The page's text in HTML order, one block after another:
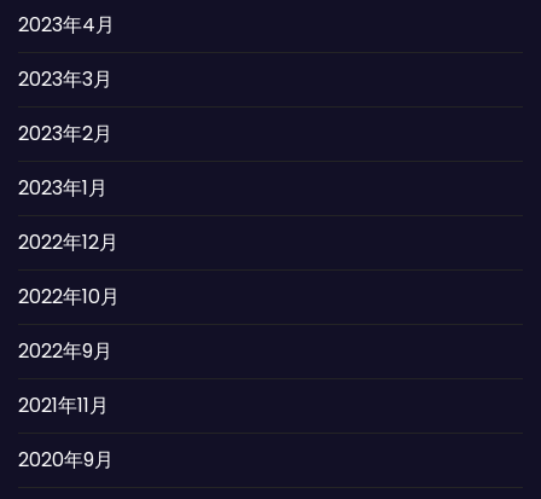
2023年4月
2023年3月
2023年2月
2023年1月
2022年12月
2022年10月
2022年9月
2021年11月
2020年9月